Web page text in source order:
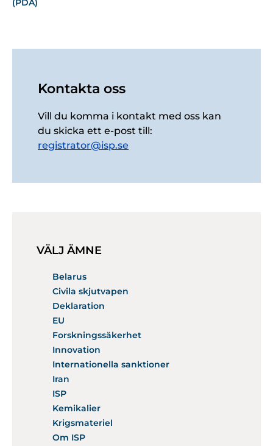
(PDA)
Kontakta oss
Vill du komma i kontakt med oss kan
du skicka ett e-post till:
registrator@isp.se
VÄLJ ÄMNE
Belarus
Civila skjutvapen
Deklaration
EU
Forskningssäkerhet
Innovation
Internationella sanktioner
Iran
ISP
Kemikalier
Krigsmateriel
Om ISP